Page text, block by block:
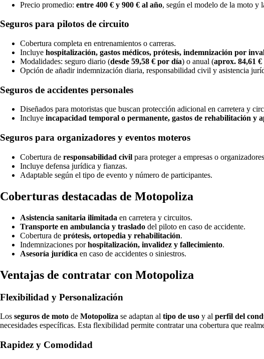
Precio promedio: entre 400 € y 900 € al año, según el modelo de la moto y
Seguros para pilotos de circuito
Cobertura completa en entrenamientos o carreras.
Incluye hospitalización, gastos médicos, prótesis, indemnización por
Modalidades: seguro diario (desde 59,58 € por día) o anual (aprox. 84,61
Opción de añadir indemnización diaria, responsabilidad civil y asistencia
Seguros de accidentes personales
Diseñados para motoristas que buscan protección adicional en carretera y
Incluye incapacidad temporal o permanente, gastos de rehabilitación y
Seguros para organizadores y eventos moteros
Cobertura de responsabilidad civil para proteger a empresas o
Incluye defensa jurídica y fianzas.
Adaptable según el tipo de evento y número de participantes.
Coberturas destacadas de Motopoliza
Asistencia sanitaria ilimitada en carretera y circuitos.
Transporte en ambulancia y traslado del piloto en caso de accidente.
Cobertura de prótesis, ortopedia y rehabilitación.
Indemnizaciones porhospitalización, invalidez y fallecimiento.
Asesoría jurídica en caso de accidentes o siniestros.
Ventajas de contratar con Motopoliza
Flexibilidad y Personalización
Los seguros de moto de Motopoliza se adaptan al tipo de uso y al perfil del
necesidades específicas. Esta flexibilidad permite contratar una cobertura que
Rapidez y Comodidad